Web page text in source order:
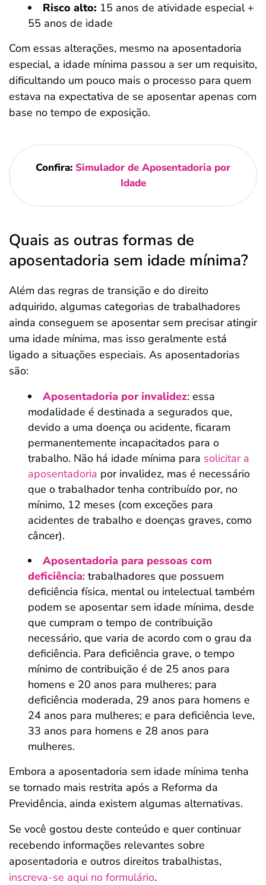
Risco alto: 15 anos de atividade especial +
55 anos de idade
Com essas alterações, mesmo na aposentadoria
especial, a idade mínima passou a ser um requisito,
dificultando um pouco mais o processo para quem
estava na expectativa de se aposentar apenas com
base no tempo de exposição.
Confira: Simulador de Aposentadoria por
Idade
Quais as outras formas de
aposentadoria sem idade mínima?
Além das regras de transição e do direito
adquirido, algumas categorias de trabalhadores
ainda conseguem se aposentar sem precisar atingir
uma idade mínima, mas isso geralmente está
ligado a situações especiais. As aposentadorias
são:
Aposentadoria por invalidez: essa
modalidade é destinada a segurados que,
devido a uma doença ou acidente, ficaram
permanentemente incapacitados para o
trabalho. Não há idade mínima para solicitar a
aposentadoria por invalidez, mas é necessário
que o trabalhador tenha contribuído por, no
mínimo, 12 meses (com exceções para
acidentes de trabalho e doenças graves, como
câncer).
Aposentadoria para pessoas com
deficiência: trabalhadores que possuem
deficiência física, mental ou intelectual também
podem se aposentar sem idade mínima, desde
que cumpram o tempo de contribuição
necessário, que varia de acordo com o grau da
deficiência. Para deficiência grave, o tempo
mínimo de contribuição é de 25 anos para
homens e 20 anos para mulheres; para
deficiência moderada, 29 anos para homens e
24 anos para mulheres; e para deficiência leve,
33 anos para homens e 28 anos para
mulheres.
Embora a aposentadoria sem idade mínima tenha
se tornado mais restrita após a Reforma da
Previdência, ainda existem algumas alternativas.
Se você gostou deste conteúdo e quer continuar
recebendo informações relevantes sobre
aposentadoria e outros direitos trabalhistas,
inscreva-se aqui no formulário.